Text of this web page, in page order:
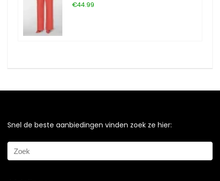
€44.99
Snel de beste aanbiedingen vinden zoek ze hier: